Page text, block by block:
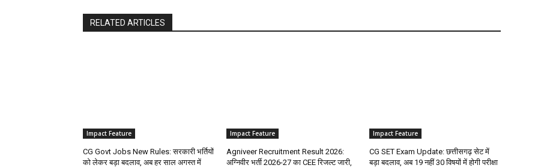
RELATED ARTICLES
Impact Feature
CG Govt Jobs New Rules: सरकारी भर्तियों
को लेकर बड़ा बदलाव, अब हर साल अगस्त में
Impact Feature
Agniveer Recruitment Result 2026:
अग्निवीर भर्ती 2026-27 का CEE रिजल्ट जारी,
Impact Feature
CG SET Exam Update: छत्तीसगढ़ सेट में
बड़ा बदलाव, अब 19 नहीं 30 विषयों में होगी परीक्षा